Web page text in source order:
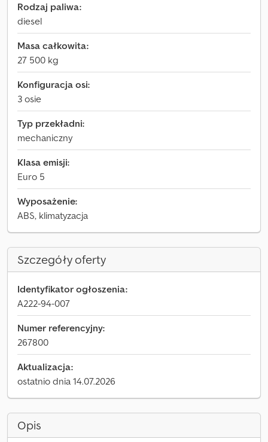
Rodzaj paliwa:
diesel
Masa całkowita:
27 500 kg
Konfiguracja osi:
3 osie
Typ przekładni:
mechaniczny
Klasa emisji:
Euro 5
Wyposażenie:
ABS, klimatyzacja
Szczegóły oferty
Identyfikator ogłoszenia:
A222-94-007
Numer referencyjny:
267800
Aktualizacja:
ostatnio dnia 14.07.2026
Opis